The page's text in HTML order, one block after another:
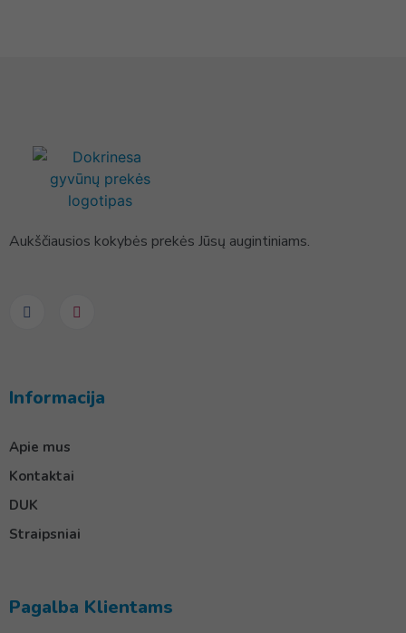
Aukščiausios kokybės prekės Jūsų augintiniams.
Informacija
Apie mus
Kontaktai
DUK
Straipsniai
Pagalba Klientams